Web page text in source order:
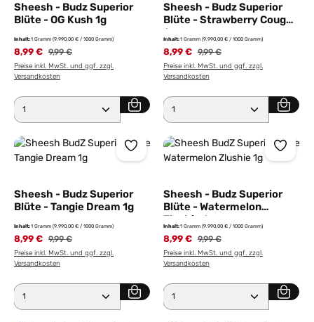
Sheesh - Budz Superior
Blüte - OG Kush 1g
Inhalt:1 Gramm (9.990,00 € / 1000 Gramm)
8,99 € 9,99 €
Preise inkl. MwSt. und ggf. zzgl.
Versandkosten
Produkt Anzahl: Gib den gewünschten Wert ein
Sheesh - Budz Superior
Blüte - Strawberry Cough
1g
Inhalt:1 Gramm (9.990,00 € / 1000 Gramm)
8,99 € 9,99 €
Preise inkl. MwSt. und ggf. zzgl.
Versandkosten
Produkt Anzahl: Gib den
Sheesh - Budz Superior
Blüte - Tangie Dream 1g
Inhalt:1 Gramm (9.990,00 € / 1000 Gramm)
8,99 € 9,99 €
Preise inkl. MwSt. und ggf. zzgl.
Versandkosten
Produkt Anzahl: Gib den gewünschten Wert ein
Sheesh - Budz Superior
Blüte - Watermelon
Zlushie 1g
Inhalt:1 Gramm (9.990,00 € / 1000 Gramm)
8,99 € 9,99 €
Preise inkl. MwSt. und ggf. zzgl.
Versandkosten
Produkt Anzahl: Gib den